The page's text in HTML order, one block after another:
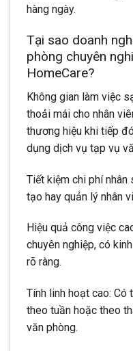
hàng ngày.
Tại sao doanh
phòng chuyên
HomeCare?
Không gian làm việc
thoải mái cho nhân
thương hiệu khi tiếp
dụng dịch vụ tạp vụ
Tiết kiệm chi phí nhân
tạo hay quản lý nhân
Hiệu quả công việc
chuyên nghiệp, có
rõ ràng.
Tính linh hoạt cao: Có
theo tuần hoặc theo
văn phòng.